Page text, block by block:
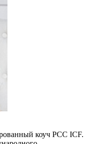
коуч PCC ICF.